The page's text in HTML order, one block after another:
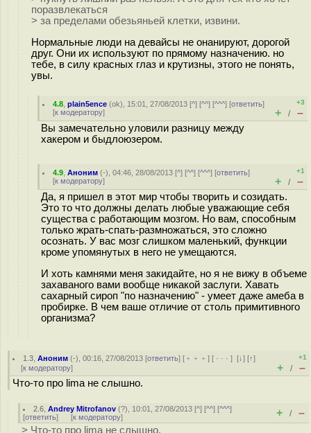
поразвлекаться
> за пределами обeзьяньей клетки, извини.
Нормальные люди на девайсы не онанируют, дорогой
друг. Они их используют по прямому назначению. но
тебе, в силу красных глаз и крутизны, этого не понять,
увы.
4.8 ,plain5ence (ok), 15:01, 27/08/2013 [^] [^^] [^^^] [ответить]
[к модератору]
+3
+ / –
Вы замечательно уловили разницу между
хакером и быдлоюзером.
4.9 ,Аноним (-), 04:46, 28/08/2013 [^] [^^] [^^^] [ответить]
[к модератору]
+1
+ / –
Да, я пришел в этот мир чтобы творить и созидать.
Это то что должны делать любые уважающие себя
существа с работающим мозгом. Но вам, способным
только жрать-спать-размножаться, это сложно
осознать. У вас мозг слишком маленький, функции
кроме упомянутых в него не умещаются.
И хоть камнями меня закидайте, но я не вижу в объеме
захаваного вами вообще никакой заслуги. Хавать
сахарный сироп "по назначению" - умеет даже амеба в
пробирке. В чем ваше отличие от столь примитивного
организма?
1.3 ,Аноним (-), 00:16, 27/08/2013 [ответить] [ ﹢﹢﹢] [ · · ·][↓] [↑]
[к модератору]
+1
+ / –
Что-то про lima не слышно.
2.6 ,Andrey Mitrofanov (?), 10:01, 27/08/2013 [^] [^^] [^^^]
[ответить] [к модератору] + / –
> Что-то про lima не слышно.